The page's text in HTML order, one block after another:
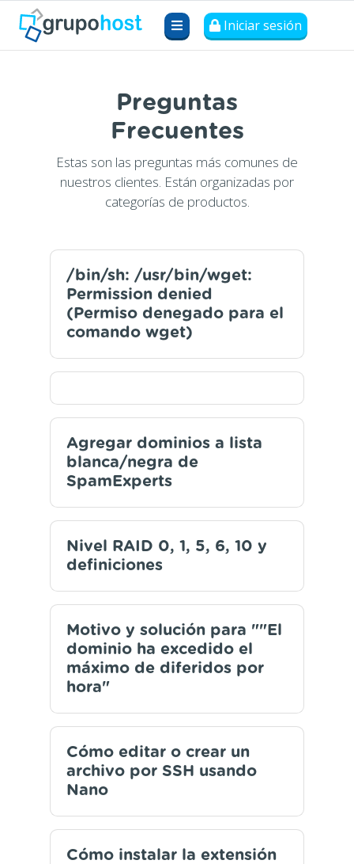
Iniciar sesión
Preguntas
Frecuentes
Estas son las preguntas más comunes de
nuestros clientes. Están organizadas por
categorías de productos.
/bin/sh: /usr/bin/wget:
Permission denied
(Permiso denegado para el
comando wget)
Agregar dominios a lista
blanca/negra de
SpamExperts
Nivel RAID 0, 1, 5, 6, 10 y
definiciones
Motivo y solución para ""El
dominio ha excedido el
máximo de diferidos por
hora"
Cómo editar o crear un
archivo por SSH usando
Nano
Cómo instalar la extensión